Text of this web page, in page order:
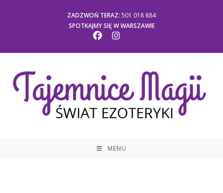
ZADZWOŃ TERAZ: 501 018 884
SPOTKAJMY SIĘ W WARSZAWIE
MENU